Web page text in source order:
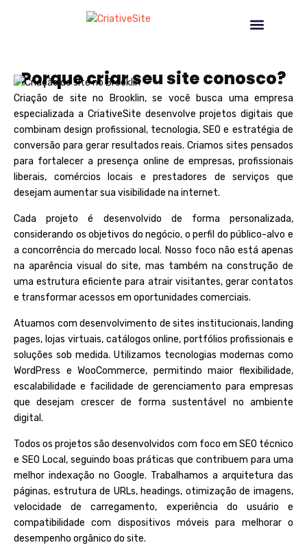
Porque criar seu site conosco?
Criação de site no Brooklin, se você busca uma empresa
especializada a CriativeSite desenvolve projetos digitais que
combinam design profissional, tecnologia, SEO e estratégia de
conversão para gerar resultados reais. Criamos sites pensados
para fortalecer a presença online de empresas, profissionais
liberais, comércios locais e prestadores de serviços que
desejam aumentar sua visibilidade na internet.
Cada projeto é desenvolvido de forma personalizada,
considerando os objetivos do negócio, o perfil do público-alvo e
a concorrência do mercado local. Nosso foco não está apenas
na aparência visual do site, mas também na construção de
uma estrutura eficiente para atrair visitantes, gerar contatos
e transformar acessos em oportunidades comerciais.
Atuamos com desenvolvimento de sites institucionais, landing
pages, lojas virtuais, catálogos online, portfólios profissionais e
soluções sob medida. Utilizamos tecnologias modernas como
WordPress e WooCommerce, permitindo maior flexibilidade,
escalabilidade e facilidade de gerenciamento para empresas
que desejam crescer de forma sustentável no ambiente
digital.
Todos os projetos são desenvolvidos com foco em SEO técnico
e SEO Local, seguindo boas práticas que contribuem para uma
melhor indexação no Google. Trabalhamos a arquitetura das
páginas, estrutura de URLs, headings, otimização de imagens,
velocidade de carregamento, experiência do usuário e
compatibilidade com dispositivos móveis para melhorar o
desempenho orgânico do site.